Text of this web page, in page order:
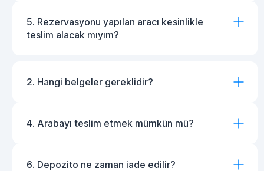
5. Rezervasyonu yapılan aracı kesinlikle
teslim alacak mıyım?
2. Hangi belgeler gereklidir?
4. Arabayı teslim etmek mümkün mü?
6. Depozito ne zaman iade edilir?